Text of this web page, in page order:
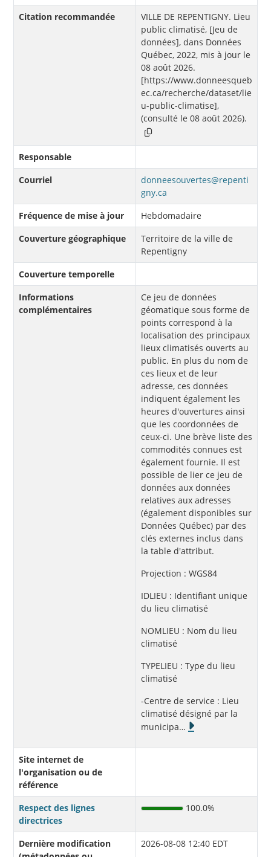
Citation recommandée
VILLE DE REPENTIGNY. Lieu
public climatisé, [Jeu de
données], dans Données
Québec, 2022, mis à jour le
08 août 2026.
[https://www.donneesqueb
ec.ca/recherche/dataset/lie
u-public-climatise],
(consulté le 08 août 2026).
Responsable
Courriel
donneesouvertes@repenti
gny.ca
Fréquence de mise à jour
Hebdomadaire
Couverture géographique
Territoire de la ville de
Repentigny
Couverture temporelle
Informations
complémentaires
Ce jeu de données
géomatique sous forme de
points correspond à la
localisation des principaux
lieux climatisés ouverts au
public. En plus du nom de
ces lieux et de leur
adresse, ces données
indiquent également les
heures d'ouvertures ainsi
que les coordonnées de
ceux-ci. Une brève liste des
commodités connues est
également fournie. Il est
possible de lier ce jeu de
données aux données
relatives aux adresses
(également disponibles sur
Données Québec) par des
clés externes inclus dans
la table d'attribut.
Projection : WGS84
IDLIEU : Identifiant unique
du lieu climatisé
NOMLIEU : Nom du lieu
climatisé
TYPELIEU : Type du lieu
climatisé
-Centre de service : Lieu
climatisé désigné par la
municipa…
Site internet de
l'organisation ou de
référence
Respect des lignes
directrices
100.0%
Dernière modification
2026-08-08 12:40 EDT